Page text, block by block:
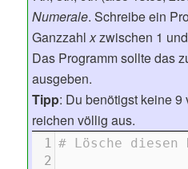
Numerale. Schreibe ein
Ganzzahlxzwischen 1
Das Programm sollte das
ausgeben.
Tipp: Du benötigst keine
reichen völlig aus.
1 # Lösche diesen
2